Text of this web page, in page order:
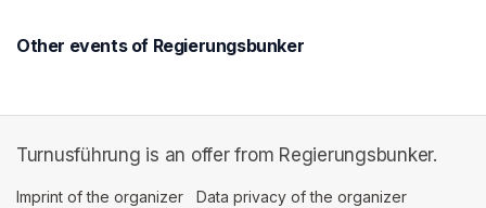
Other events of Regierungsbunker
Turnusführung is an offer from Regierungsbunker.
Imprint of the organizer (opens in a new tab)
Data privacy of the organizer